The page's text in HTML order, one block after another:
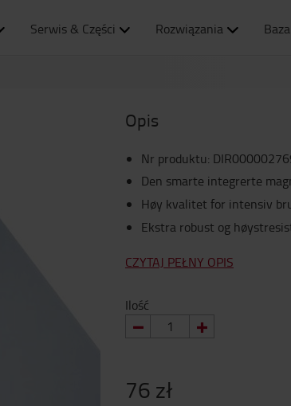
Serwis & Części Rozwiązania
Opis
Nr produktu:
Den smarte integrerte
Høy kvalitet for intensiv
Ekstra robust og
CZYTAJ PEŁNY OPIS
Ilość
76 zł